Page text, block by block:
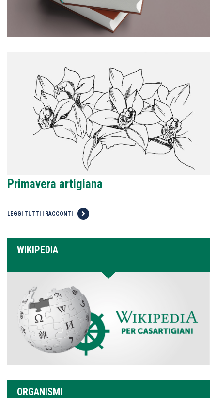
Primavera artigiana
LEGGI TUTTI I RACCONTI
WIKIPEDIA
ORGANISMI